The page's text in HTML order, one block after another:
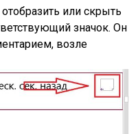
или скрыть
значок. Он
возле